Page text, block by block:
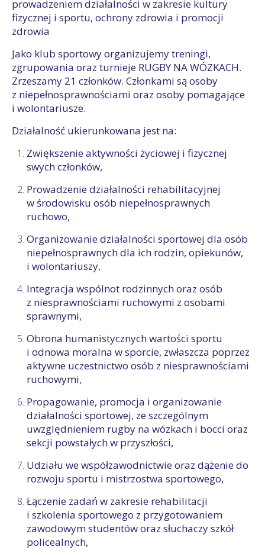
prowadzeniem działalności w zakresie kultury
fizycznej i sportu, ochrony zdrowia i promocji
zdrowia
Jako klub sportowy organizujemy treningi,
zgrupowania oraz turnieje RUGBY NA WÓZKACH.
Zrzeszamy 21 członków. Członkami są osoby
z niepełnosprawnościami oraz osoby pomagające
i wolontariusze.
Działalność ukierunkowana jest na:
Zwiększenie aktywności życiowej i fizycznej
swych członków,
Prowadzenie działalności rehabilitacyjnej
w środowisku osób niepełnosprawnych
ruchowo,
Organizowanie działalności sportowej dla osób
niepełnosprawnych dla ich rodzin, opiekunów,
i wolontariuszy,
Integracja wspólnot rodzinnych oraz osób
z niesprawnościami ruchowymi z osobami
sprawnymi,
Obrona humanistycznych wartości sportu
i odnowa moralna w sporcie, zwłaszcza poprzez
aktywne uczestnictwo osób z niesprawnościami
ruchowymi,
Propagowanie, promocja i organizowanie
działalności sportowej, ze szczególnym
uwzględnieniem rugby na wózkach i bocci oraz
sekcji powstałych w przyszłości,
Udziału we współzawodnictwie oraz dążenie do
rozwoju sportu i mistrzostwa sportowego,
Łączenie zadań w zakresie rehabilitacji
i szkolenia sportowego z przygotowaniem
zawodowym studentów oraz słuchaczy szkół
policealnych,